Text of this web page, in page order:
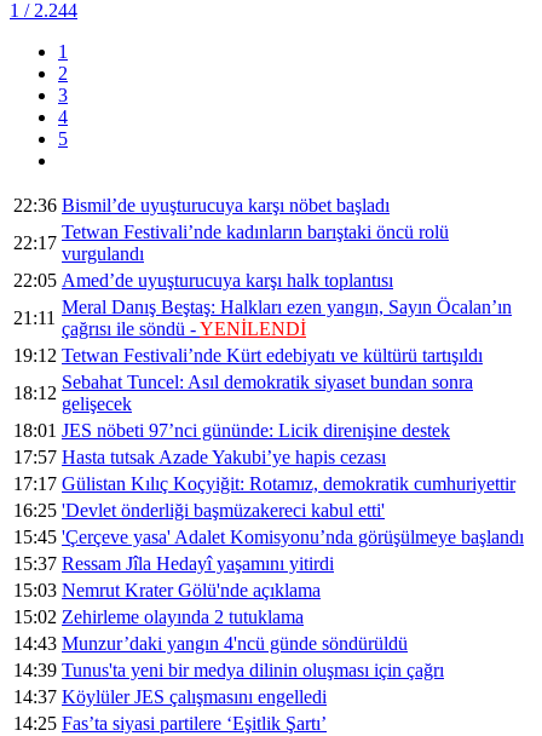
1 / 2.244
1
2
3
4
5
22:36 Bismil’de uyuşturucuya karşı nöbet başladı
22:17
Tetwan Festivali’nde kadınların barıştaki öncü rolü
vurgulandı
22:05 Amed’de uyuşturucuya karşı halk toplantısı
21:11
Meral Danış Beştaş: Halkları ezen yangın, Sayın Öcalan’ın
çağrısı ile söndü -YENİLENDİ
19:12 Tetwan Festivali’nde Kürt edebiyatı ve kültürü tartışıldı
18:12
Sebahat Tuncel: Asıl demokratik siyaset bundan sonra
gelişecek
18:01 JES nöbeti 97’nci gününde: Licik direnişine destek
17:57 Hasta tutsak Azade Yakubi’ye hapis cezası
17:17 Gülistan Kılıç Koçyiğit: Rotamız, demokratik cumhuriyettir
16:25 'Devlet önderliği başmüzakereci kabul etti'
15:45 'Çerçeve yasa' Adalet Komisyonu’nda görüşülmeye başlandı
15:37 Ressam Jîla Hedayî yaşamını yitirdi
15:03 Nemrut Krater Gölü'nde açıklama
15:02 Zehirleme olayında 2 tutuklama
14:43 Munzur’daki yangın 4'ncü günde söndürüldü
14:39 Tunus'ta yeni bir medya dilinin oluşması için çağrı
14:37 Köylüler JES çalışmasını engelledi
14:25 Fas’ta siyasi partilere ‘Eşitlik Şartı’